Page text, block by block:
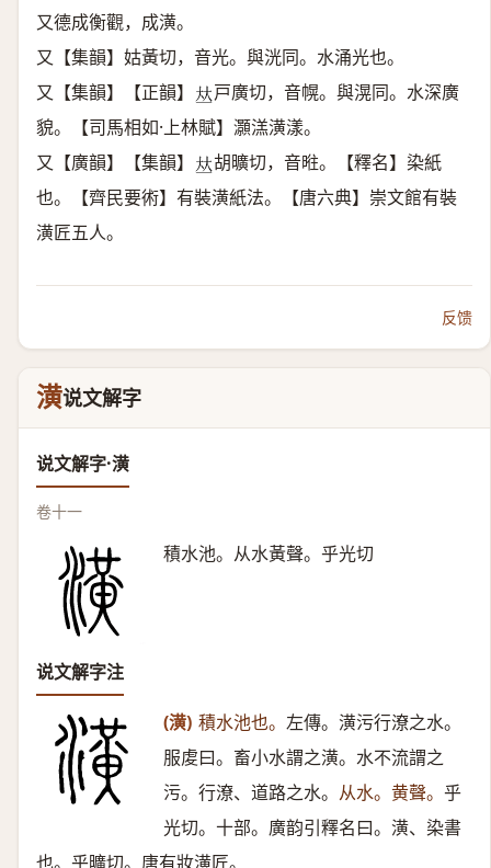
又德成衡觀，成潢。
又【集韻】姑黃切，音光。與洸同。水涌光也。
又【集韻】【正韻】 𠀤戸廣切，音幌。與滉同。水深廣
貌。【司馬相如·上林賦】灝溔潢漾。
又【廣韻】【集韻】 𠀤胡曠切，音暀。【釋名】染紙
也。【齊民要術】有裝潢紙法。【唐六典】崇文館有裝
潢匠五人。
反馈
潢说文解字
说文解字·潢
卷十一
積水池。从水黃聲。乎光切
说文解字注
(潢) 積水池也。 左傳。潢污行潦之水。
服䖍曰。畜小水謂之潢。水不流謂之
污。行潦、道路之水。 从水。黄聲。 乎
光切。十部。廣韵引釋名曰。潢、染書
也。乎曠切。唐有妝潢匠。